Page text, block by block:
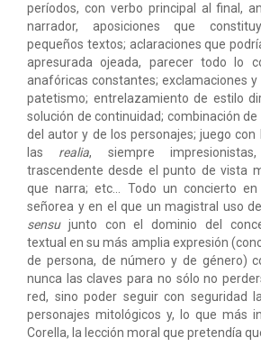
períodos, con verbo principal al final,
narrador, aposiciones que
pequeños textos; aclaraciones que
apresurada ojeada, parecer todo lo
anafóricas constantes; exclamaciones
patetismo; entrelazamiento de estilo
solución de continuidad; combinación
del autor y de los personajes; juego con
las realia, siempre
trascendente desde el punto de vista
que narra; etc... Todo un concierto
señorea y en el que un magistral uso
sensujunto con el dominio del
textual en su más amplia expresión
de persona, de número y de género)
nunca las claves para no sólo no
red, sino poder seguir con seguridad
personajes mitológicos y, lo que más
Corella, la lección moral que pretendía